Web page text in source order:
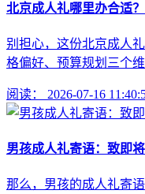
北京成人礼哪里办合适
别担心，这份北京成人
格偏好、预算规划三个
阅读： 2026-07-16
男孩成人礼寄语：致即
那么，男孩的成人礼寄